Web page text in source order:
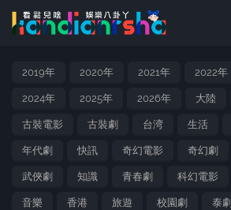
2019年 2020年 2021年 2022年
2024年 2025年 2026年 大陸
古裝電影 古裝劇 台湾 生活
年代劇 快訊 奇幻電影 奇幻劇
武俠劇 知識 青春劇 科幻電影
音樂 香港 旅遊 校園劇 泰劇